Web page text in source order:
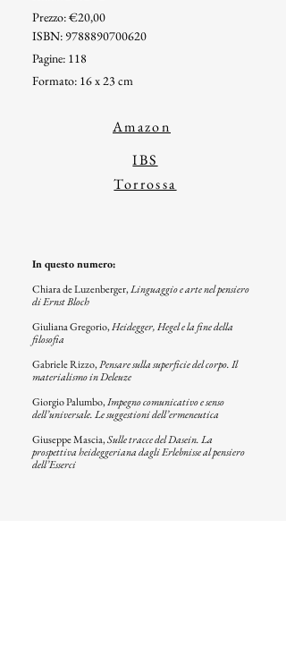
Prezzo: €20,00
ISBN: 9788890700620
Pagine: 118
Formato: 16 x 23 cm
Amazon
IBS
Torrossa
In questo numero:
Chiara de Luzenberger,Linguaggio e arte nel pensiero
di Ernst Bloch
Giuliana Gregorio,Heidegger, Hegel e la fine della
filosofia
Gabriele Rizzo,Pensare sulla superficie del corpo. Il
materialismo in Deleuze
Giorgio Palumbo,Impegno comunicativo e senso
dell’universale. Le suggestioni dell’ermeneutica
Giuseppe Mascia,Sulle tracce del Dasein. La
prospettiva heideggeriana dagli Erlebnisse al pensiero
dell’Esserci